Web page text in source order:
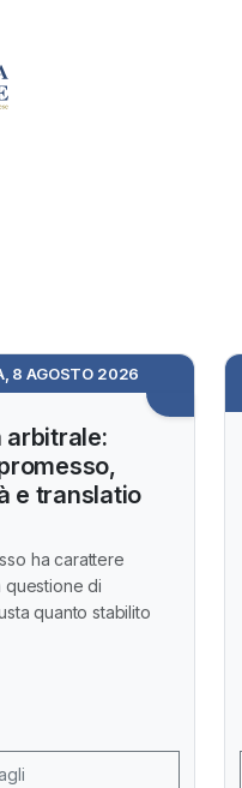
8 AGOSTO 2026
e translatio
ha carattere
questione di
quanto stabilito